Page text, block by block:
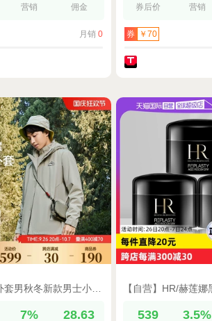
营销 佣金
月销 0
券后价 营销
券 ￥70
鸿星尔克外套男秋冬新款男士小山标三合一加绒冲锋风衣防泼水夹克
7% 28.63 539 3.5%